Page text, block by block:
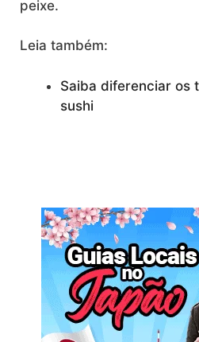
peixe.
Leia também:
Saiba diferenciar os
sushi